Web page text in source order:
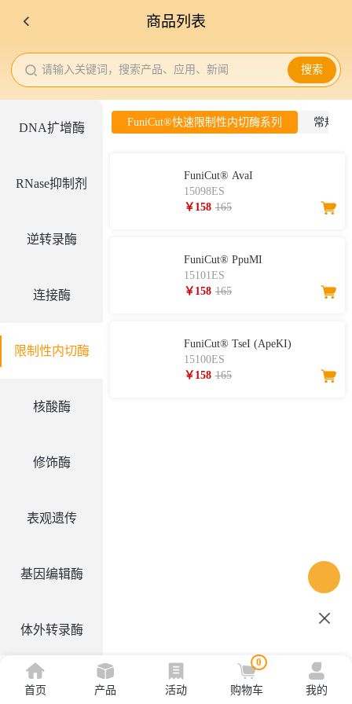
商品列表
请输入关键词，搜索产品、应用、新闻 搜索
DNA扩增酶
RNase抑制剂
逆转录酶
连接酶
限制性内切酶
核酸酶
修饰酶
表观遗传
基因编辑酶
体外转录酶
其他酶
FuniCut®快速限制性内切酶系列 常规限
FuniCut® AvaI
15098ES
￥158 165
FuniCut® PpuMI
15101ES
￥158 165
FuniCut® TseI (ApeKI)
15100ES
￥158 165
首页 产品 活动
0
购物车 我的